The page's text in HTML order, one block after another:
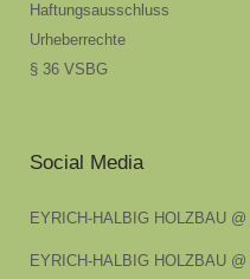
Haftungsausschluss
Urheberrechte
§ 36 VSBG
Social Media
EYRICH-HALBIG HOLZBAU
EYRICH-HALBIG HOLZBAU @